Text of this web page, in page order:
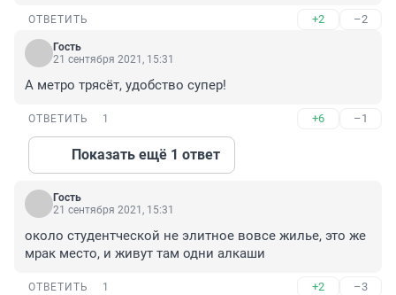
ОТВЕТИТЬ +2 –2
Гость
21 сентября 2021, 15:31
А метро трясёт, удобство супер!
ОТВЕТИТЬ 1 +6 –1
Показать ещё 1 ответ
Гость
21 сентября 2021, 15:31
около студентческой не элитное вовсе жилье, это же
мрак место, и живут там одни алкаши
ОТВЕТИТЬ 1 +2 –3